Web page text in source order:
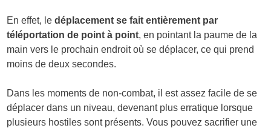
En effet, ledéplacement se fait entièrement par
téléportation de point à point, en pointant la paume de la
main vers le prochain endroit où se déplacer, ce qui prend
moins de deux secondes.
Dans les moments de non-combat, il est assez facile de se
déplacer dans un niveau, devenant plus erratique lorsque
plusieurs hostiles sont présents. Vous pouvez sacrifier une